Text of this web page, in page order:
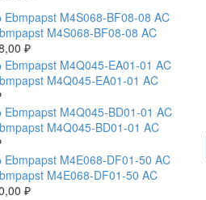
M4S068-BF08-08 AC
₽
M4Q045-EA01-01 AC
M4Q045-BD01-01 AC
M4E068-DF01-50 AC
₽